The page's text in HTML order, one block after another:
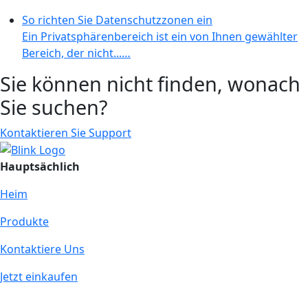
So richten Sie Datenschutzzonen ein
Ein Privatsphärenbereich ist ein von Ihnen gewählter
Bereich, der nicht...…
Sie können nicht finden, wonach
Sie suchen?
Kontaktieren Sie Support
Hauptsächlich
Heim
Produkte
Kontaktiere Uns
Jetzt einkaufen